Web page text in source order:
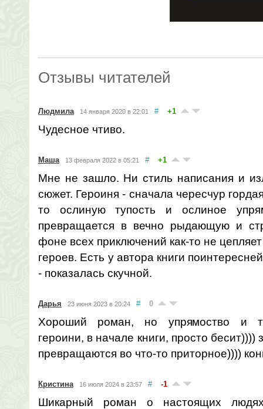
Отзывы читателей
Людмила 14 января 2020 в 22:01 # +1
Чудесное чтиво.
Маша 13 февраля 2022 в 05:21 # +1
Мне не зашло. Ни стиль написания и
сюжет. Героиня - сначала чересчур
то ослиную тупость и ослиное
превращается в вечно рыдающую и
фоне всех приключений как-то не
героев. Есть у автора книги
- показалась скучной.
Дарья 23 июня 2023 в 20:24 # 0
Хороший роман, но упрямоство и
героини, в начале книги, просто
превращаются во что-то приторное))))
Кристина 16 июля 2024 в 23:57 # -1
Шикарный роман о настоящих